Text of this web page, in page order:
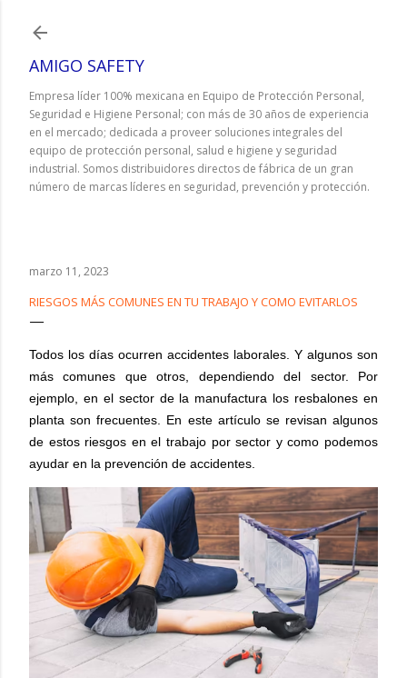
AMIGO SAFETY
Empresa líder 100% mexicana en Equipo de Protección Personal,
Seguridad e Higiene Personal; con más de 30 años de experiencia
en el mercado; dedicada a proveer soluciones integrales del
equipo de protección personal, salud e higiene y seguridad
industrial. Somos distribuidores directos de fábrica de un gran
número de marcas líderes en seguridad, prevención y protección.
marzo 11, 2023
RIESGOS MÁS COMUNES EN TU TRABAJO Y COMO EVITARLOS
Todos los días ocurren accidentes laborales. Y algunos son
más comunes que otros, dependiendo del sector. Por
ejemplo, en el sector de la manufactura los resbalones en
planta son frecuentes. En este artículo se revisan algunos
de estos riesgos en el trabajo por sector y como podemos
ayudar en la prevención de accidentes.